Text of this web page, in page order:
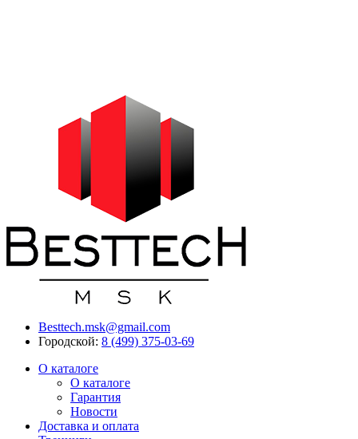
Besttech.msk@gmail.com
Городской: 8 (499) 375-03-69
О каталоге
О каталоге
Гарантия
Новости
Доставка и оплата